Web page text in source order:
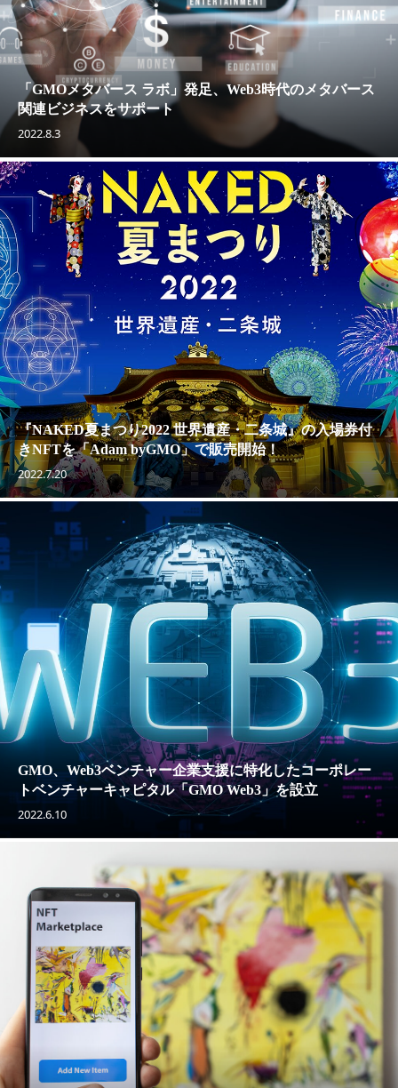
「GMOメタバース ラボ」発足、Web3時代のメタバース
関連ビジネスをサポート
2022.8.3
『NAKED夏まつり2022 世界遺産・二条城』の入場券付
きNFTを「Adam byGMO」で販売開始！
2022.7.20
GMO、Web3ベンチャー企業支援に特化したコーポレー
トベンチャーキャピタル「GMO Web3」を設立
2022.6.10